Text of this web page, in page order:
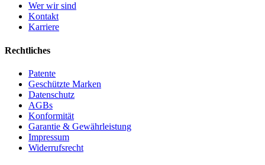
Wer wir sind
Kontakt
Karriere
Rechtliches
Patente
Geschützte Marken
Datenschutz
AGBs
Konformität
Garantie & Gewährleistung
Impressum
Widerrufsrecht